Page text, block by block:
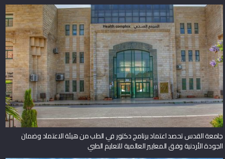
جامعة القدس تحصد اعتماد برنامج دكتور في الطب من هيئة الاعتماد وضمان
الجودة الأردنية وفق المعايير العالمية للتعليم الطبي